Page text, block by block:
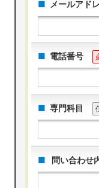
メールアド
電話番号
専門科目
問い合わせ